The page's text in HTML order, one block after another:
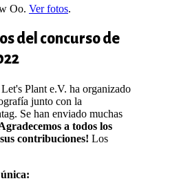
Oo. Ver fotos.
del concurso de
Plant e.V. ha organizado
junto con la
Se han enviado muchas
a todos los
contribuciones! Los